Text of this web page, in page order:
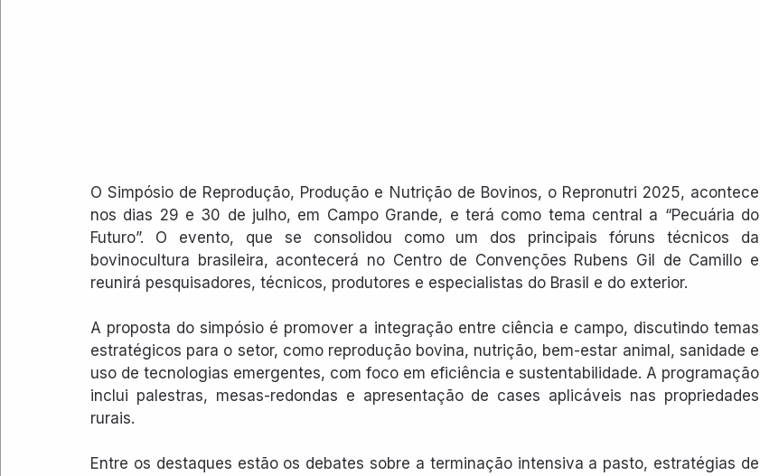
O Simpósio de Reprodução, Produção e Nutrição de Bovinos, o Repronutri 2025, acontece
nos dias 29 e 30 de julho, em Campo Grande, e terá como tema central a “Pecuária do
Futuro”. O evento, que se consolidou como um dos principais fóruns técnicos da
bovinocultura brasileira, acontecerá no Centro de Convenções Rubens Gil de Camillo e
reunirá pesquisadores, técnicos, produtores e especialistas do Brasil e do exterior.
A proposta do simpósio é promover a integração entre ciência e campo, discutindo temas
estratégicos para o setor, como reprodução bovina, nutrição, bem-estar animal, sanidade e
uso de tecnologias emergentes, com foco em eficiência e sustentabilidade. A programação
inclui palestras, mesas-redondas e apresentação de cases aplicáveis nas propriedades
rurais.
Entre os destaques estão os debates sobre a terminação intensiva a pasto, estratégias de